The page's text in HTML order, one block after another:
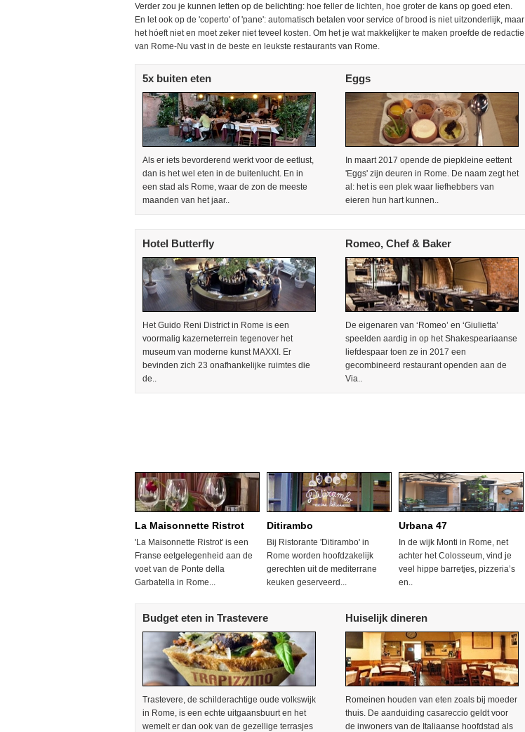
Verder zou je kunnen letten op de belichting: hoe feller de lichten, hoe groter de kans op goed eten.
En let ook op de 'coperto' of 'pane': automatisch betalen voor service of brood is niet uitzonderlijk, maar
het hóeft niet en moet zeker niet teveel kosten. Om het je wat makkelijker te maken proefde de redactie
van Rome-Nu vast in de beste en leukste restaurants van Rome.
5x buiten eten
Als er iets bevorderend werkt voor de eetlust,
dan is het wel eten in de buitenlucht. En in
een stad als Rome, waar de zon de meeste
maanden van het jaar..
Eggs
In maart 2017 opende de piepkleine eettent
'Eggs' zijn deuren in Rome. De naam zegt het
al: het is een plek waar liefhebbers van
eieren hun hart kunnen..
Hotel Butterfly
Het Guido Reni District in Rome is een
voormalig kazerneterrein tegenover het
museum van moderne kunst MAXXI. Er
bevinden zich 23 onafhankelijke ruimtes die
de..
Romeo, Chef & Baker
De eigenaren van ‘Romeo’ en ‘Giulietta’
speelden aardig in op het Shakespeariaanse
liefdespaar toen ze in 2017 een
gecombineerd restaurant openden aan de
Via..
La Maisonnette Ristrot
'La Maisonnette Ristrot' is een
Franse eetgelegenheid aan de
voet van de Ponte della
Garbatella in Rome...
Ditirambo
Bij Ristorante 'Ditirambo' in
Rome worden hoofdzakelijk
gerechten uit de mediterrane
keuken geserveerd...
Urbana 47
In de wijk Monti in Rome, net
achter het Colosseum, vind je
veel hippe barretjes, pizzeria’s
en..
Budget eten in Trastevere
Trastevere, de schilderachtige oude volkswijk
in Rome, is een echte uitgaansbuurt en het
wemelt er dan ook van de gezellige terrasjes
Huiselijk dineren
Romeinen houden van eten zoals bij moeder
thuis. De aanduiding casareccio geldt voor
de inwoners van de Italiaanse hoofdstad als